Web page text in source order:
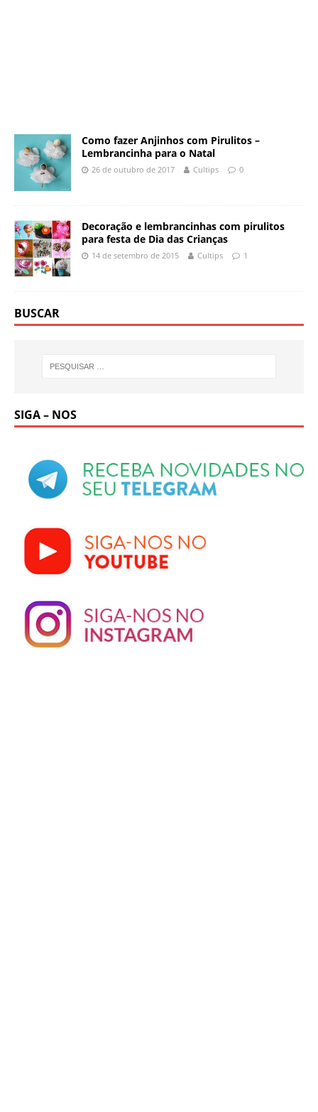
Como fazer Anjinhos com Pirulitos –
Lembrancinha para o Natal
26 de outubro de 2017 Cultips 0
Decoração e lembrancinhas com pirulitos
para festa de Dia das Crianças
14 de setembro de 2015 Cultips 1
BUSCAR
SIGA – NOS